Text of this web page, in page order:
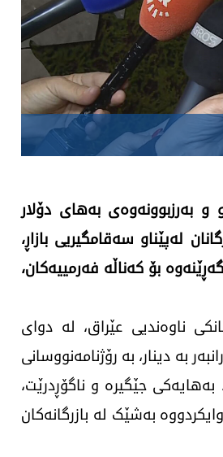
و بەرزبوونەوەی بەهای دۆلار
لەپێناو سەقامگیریی بازاڕ،
بۆ کەناڵە فەرمییەکان،
پارێزگاری بانکی ناوەندیی عێراق، لە دوای
بە دینار، بە رۆژنامەنووسانی
جێگیرە و ناگۆڕدرێت،
بەشێک لە بازرگانەکان